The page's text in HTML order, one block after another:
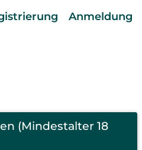
Anmeldung
(Mindestalter 18